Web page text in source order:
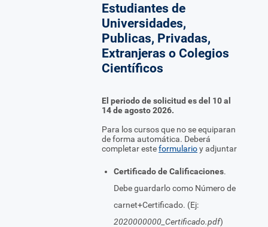
Estudiantes de
Universidades,
Publicas, Privadas,
Extranjeras o Colegios
Científicos
El periodo de solicitud es del 10 al
14 de agosto 2026.
Para los cursos que no se equiparan
de forma automática. Deberá
completar esteformularioy adjuntar
Certificado de Calificaciones.
Debe guardarlo como Número de
carnet+Certificado. (Ej:
2020000000_Certificado.pdf)